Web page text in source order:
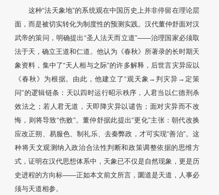
这种“法天象地”的系统观在中国历史上并非停留在理论层
面，而是被切实转化为制度性的预测实践。汉代董仲舒面对汉
武帝的策问，明确提出“圣人法天而立道”——治理国家必须取
法于天，确立王道和仁道。他认为《春秋》所著录的长时期天
象资料，集中了“天人相与之际”的许多解释，后世言灾异应以
《春秋》为根据。由此，他建立了“观天象→判灾异→定策
问”的逻辑链条：天以四时运行昭示秩序，人君当以仁德刑杀
效法之；若人君无道，天即降灾异以谴告；面对灾异而不改
悔，则将导致“伤败”。董仲舒据此提出“更化”主张：朝代改换
应改正朔、易服色、制礼乐、去秦弊政，才可实现“善治”。这
种将天文观测纳入政治合法性判断和政策调整依据的思维方
式，证明在汉代思想体系中，天象已不仅是自然现象，更是历
史进程的方向标——正如本文前文所言，圜道是天道，人事必
须与天道相参。